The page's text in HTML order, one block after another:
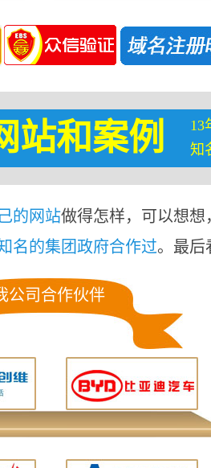
站和案例
13
知
的网站做得怎样，可以想
名的集团政府合作过。最后
公司合作伙伴